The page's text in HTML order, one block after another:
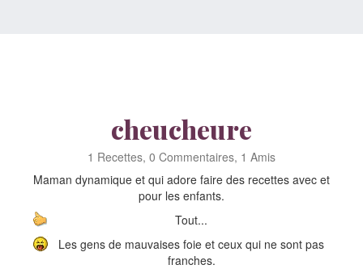
cheucheure
1 Recettes, 0 Commentaires, 1 Amis
Maman dynamique et qui adore faire des recettes avec et
pour les enfants.
Tout...
Les gens de mauvaises foie et ceux qui ne sont pas
franches.